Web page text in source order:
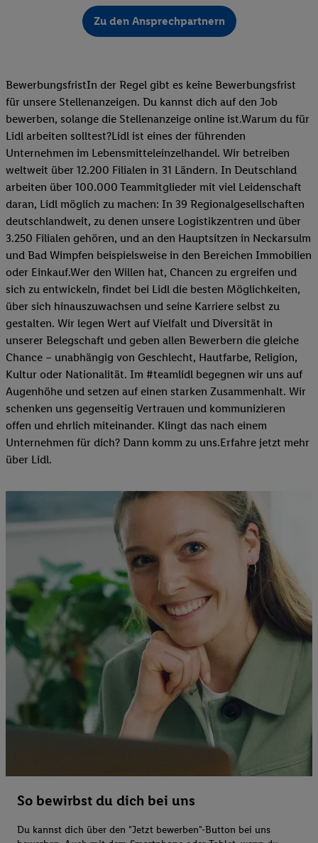
Zu den Ansprechpartnern
BewerbungsfristIn der Regel gibt es keine Bewerbungsfrist
für unsere Stellenanzeigen. Du kannst dich auf den Job
bewerben, solange die Stellenanzeige online ist.Warum du für
Lidl arbeiten solltest?Lidl ist eines der führenden
Unternehmen im Lebensmitteleinzelhandel. Wir betreiben
weltweit über 12.200 Filialen in 31 Ländern. In Deutschland
arbeiten über 100.000 Teammitglieder mit viel Leidenschaft
daran, Lidl möglich zu machen: In 39 Regionalgesellschaften
deutschlandweit, zu denen unsere Logistikzentren und über
3.250 Filialen gehören, und an den Hauptsitzen in Neckarsulm
und Bad Wimpfen beispielsweise in den Bereichen Immobilien
oder Einkauf.Wer den Willen hat, Chancen zu ergreifen und
sich zu entwickeln, findet bei Lidl die besten Möglichkeiten,
über sich hinauszuwachsen und seine Karriere selbst zu
gestalten. Wir legen Wert auf Vielfalt und Diversität in
unserer Belegschaft und geben allen Bewerbern die gleiche
Chance – unabhängig von Geschlecht, Hautfarbe, Religion,
Kultur oder Nationalität. Im #teamlidl begegnen wir uns auf
Augenhöhe und setzen auf einen starken Zusammenhalt. Wir
schenken uns gegenseitig Vertrauen und kommunizieren
offen und ehrlich miteinander. Klingt das nach einem
Unternehmen für dich? Dann komm zu uns.​Erfahre jetzt mehr
über Lidl.
So bewirbst du dich bei uns
Du kannst dich über den "Jetzt bewerben"-Button bei uns